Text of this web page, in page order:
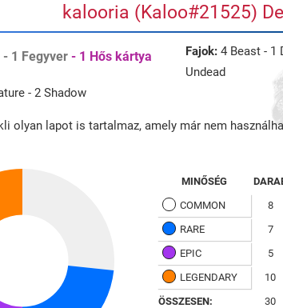
kalooria (Kaloo#21525)
- 1 Fegyver - 1 Hős kártya Fajok:4 Beast - 1
Undead
- 2 Shadow
olyan lapot is tartalmaz, amely már nem
MINŐSÉG
COMMON
8
RARE
7
EPIC
5
LEGENDARY
10
ÖSSZESEN:
30